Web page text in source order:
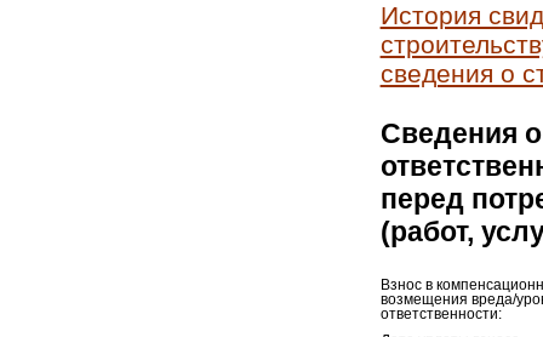
История
сведения о
Сведения
перед
(работ,
Взнос в
возмещения вреда/
ответственности: